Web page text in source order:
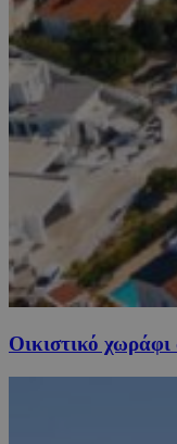
Οικιστικό